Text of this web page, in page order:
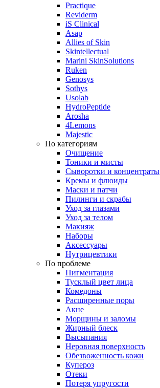
Practique
Reviderm
iS Clinical
Asap
Allies of Skin
Skintellectual
Marini SkinSolutions
Ruken
Genosys
Sothys
Usolab
HydroPeptide
Arosha
4Lemons
Majestic
По категориям
Очищение
Тоники и мисты
Сыворотки и концентраты
Кремы и флюиды
Маски и патчи
Пилинги и скрабы
Уход за глазами
Уход за телом
Макияж
Наборы
Аксессуары
Нутрицевтики
По проблеме
Пигментация
Тусклый цвет лица
Комедоны
Расширенные поры
Акне
Морщины и заломы
Жирный блеск
Высыпания
Неровная поверхность
Обезвоженность кожи
Купероз
Отеки
Потеря упругости